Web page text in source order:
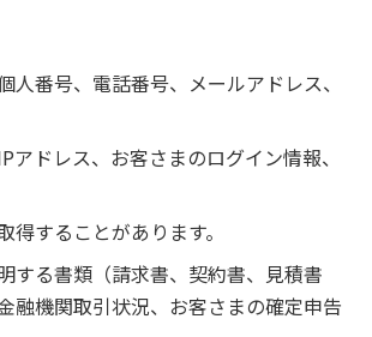
番号、電話番号、メールアドレス、
ドレス、お客さまのログイン情報、
することがあります。
する書類（請求書、契約書、見積書
融機関取引状況、お客さまの確定申告